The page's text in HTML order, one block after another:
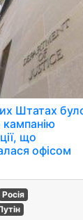
Штатах
кампанію
що
офісом
Росія